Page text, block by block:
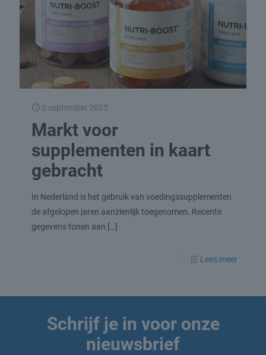
3 september 2025
Markt voor
supplementen in kaart
gebracht
In Nederland is het gebruik van voedingssupplementen
de afgelopen jaren aanzienlijk toegenomen. Recente
gegevens tonen aan […]
Lees meer
Schrijf je in voor onze
nieuwsbrief